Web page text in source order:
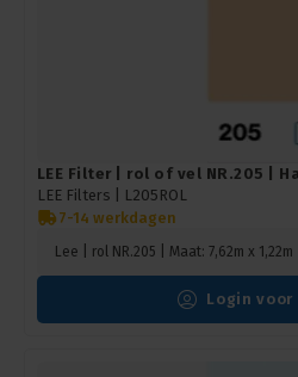
LEE Filter | rol of vel NR.205 |
LEE Filters |
L205ROL
7-14 werkdagen
Lee | rol NR.205 | Maat: 7,62m x 1,22m
Login